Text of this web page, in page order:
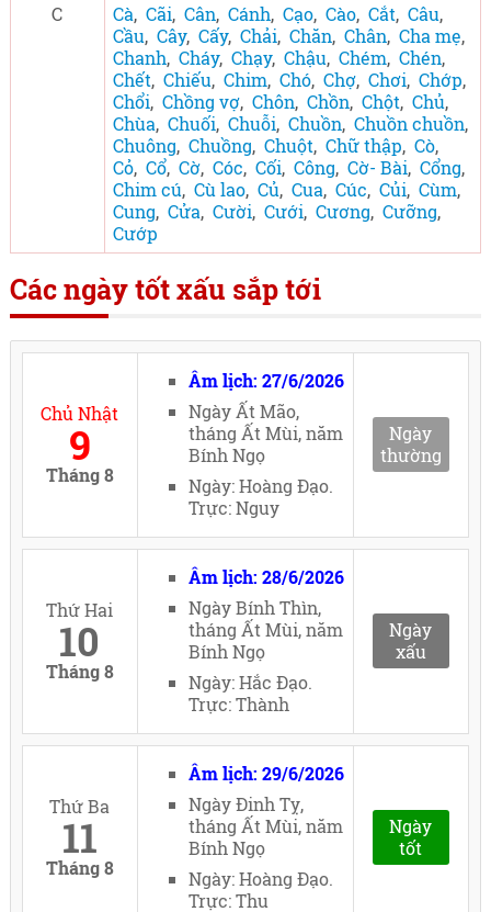
C
Cà, Cãi, Cân, Cánh, Cạo, Cào, Cắt, Câu,
Cầu, Cây, Cấy, Chải, Chăn, Chân, Cha mẹ,
Chanh, Cháy, Chạy, Chậu, Chém, Chén,
Chết, Chiếu, Chim, Chó, Chợ, Chơi, Chớp,
Chổi, Chồng vợ, Chôn, Chồn, Chột, Chủ,
Chùa, Chuối, Chuỗi, Chuồn, Chuồn chuồn,
Chuông, Chuồng, Chuột, Chữ thập, Cò,
Cỏ, Cổ, Cờ, Cóc, Cối, Công, Cờ- Bài, Cổng,
Chim cú, Cù lao, Củ, Cua, Cúc, Củi, Cùm,
Cung, Cửa, Cười, Cưới, Cương, Cưỡng,
Cướp
Các ngày tốt xấu sắp tới
Chủ Nhật
9
Tháng 8
Âm lịch: 27/6/2026
Ngày Ất Mão,
tháng Ất Mùi, năm
Bính Ngọ
Ngày: Hoàng Đạo.
Trực: Nguy
Ngày
thường
Thứ Hai
10
Tháng 8
Âm lịch: 28/6/2026
Ngày Bính Thìn,
tháng Ất Mùi, năm
Bính Ngọ
Ngày: Hắc Đạo.
Trực: Thành
Ngày
xấu
Thứ Ba
11
Tháng 8
Âm lịch: 29/6/2026
Ngày Đinh Tỵ,
tháng Ất Mùi, năm
Bính Ngọ
Ngày: Hoàng Đạo.
Trực: Thu
Ngày
tốt